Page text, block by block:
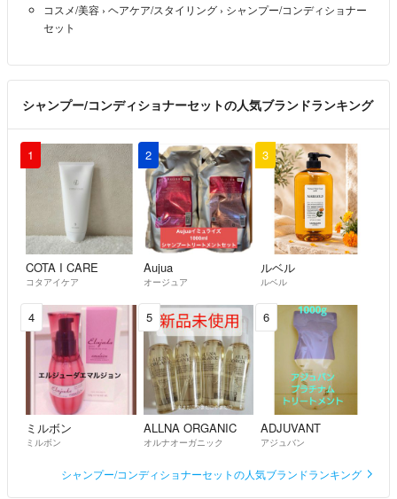
コスメ/美容 › ヘアケア/スタイリング › シャンプー/コンディショナー
セット
シャンプー/コンディショナーセットの人気ブランドランキング
1
COTA I CARE
コタアイケア
2
Aujua
オージュア
3
ルベル
ルベル
4
ミルボン
ミルボン
5
ALLNA ORGANIC
オルナオーガニック
6
ADJUVANT
アジュバン
シャンプー/コンディショナーセットの人気ブランドランキング